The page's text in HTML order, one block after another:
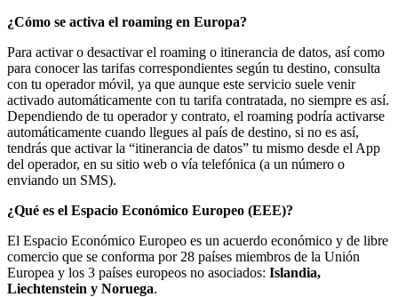
¿Cómo se activa el roaming en Europa?
Para activar o desactivar el roaming o itinerancia de datos, así como
para conocer las tarifas correspondientes según tu destino, consulta
con tu operador móvil, ya que aunque este servicio suele venir
activado automáticamente con tu tarifa contratada, no siempre es así.
Dependiendo de tu operador y contrato, el roaming podría activarse
automáticamente cuando llegues al país de destino, si no es así,
tendrás que activar la “itinerancia de datos” tu mismo desde el App
del operador, en su sitio web o vía telefónica (a un número o
enviando un SMS).
¿Qué es el Espacio Económico Europeo (EEE)?
El Espacio Económico Europeo es un acuerdo económico y de libre
comercio que se conforma por 28 países miembros de la Unión
Europea y los 3 países europeos no asociados: Islandia,
Liechtenstein y Noruega.